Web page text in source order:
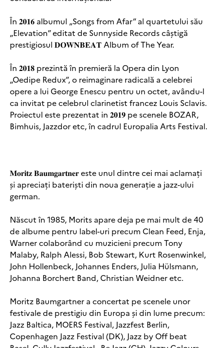
În 𝟐𝟎𝟏𝟔 albumul „Songs from Afar” al quartetului său
„Elevation” editat de Sunnyside Records câștigă
prestigiosul 𝐃𝐎𝐖𝐍𝐁𝐄𝐀𝐓 Album of The Year.
În 𝟐𝟎𝟏𝟖 prezintă în premieră la Opera din Lyon
„Oedipe Redux”, o reimaginare radicală a celebrei
opere a lui George Enescu pentru un octet, avându-l
ca invitat pe celebrul clarinetist francez Louis Sclavis.
Proiectul este prezentat in 𝟐𝟎𝟏𝟗 pe scenele BOZAR,
Bimhuis, Jazzdor etc, în cadrul Europalia Arts Festival.
𝐌𝐨𝐫𝐢𝐭𝐳 𝐁𝐚𝐮𝐦𝐠𝐚𝐫𝐭𝐧𝐞𝐫 este unul dintre cei mai aclamați
și apreciați bateriști din noua generație a jazz-ului
german.
Născut în 1985, Morits apare deja pe mai mult de 40
de albume pentru label-uri precum Clean Feed, Enja,
Warner colaborând cu muzicieni precum Tony
Malaby, Ralph Alessi, Bob Stewart, Kurt Rosenwinkel,
John Hollenbeck, Johannes Enders, Julia Hülsmann,
Johanna Borchert Band, Christian Weidner etc.
Moritz Baumgartner a concertat pe scenele unor
festivale de prestigiu din Europa și din lume precum:
Jazz Baltica, MOERS Festival, Jazzfest Berlin,
Copenhagen Jazz Festival (DK), Jazz by Off beat